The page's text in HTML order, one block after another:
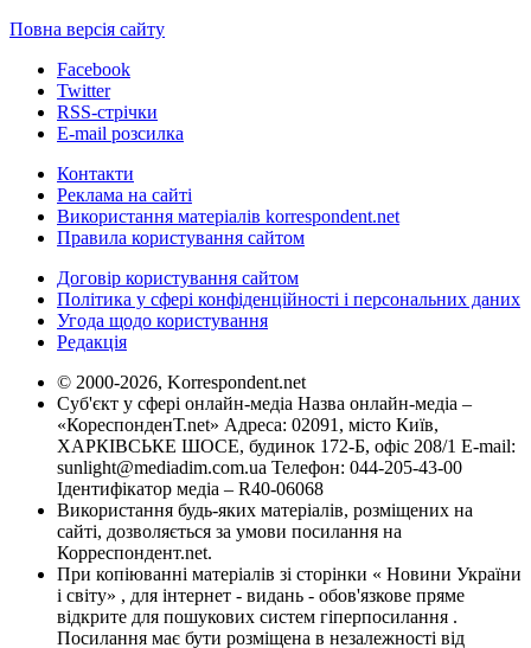
Повна версія сайту
Facebook
Twitter
RSS-стрічки
E-mail розсилка
Контакти
Реклама на сайті
Використання матеріалів korrespondent.net
Правила користування сайтом
Договір користування сайтом
Політика у сфері конфіденційності і персональних даних
Угода щодо користування
Редакція
© 2000-2026, Korrespondent.net
Суб'єкт у сфері онлайн-медіа Назва онлайн-медіа –
«КореспонденТ.net» Адреса: 02091, місто Київ,
ХАРКІВСЬКЕ ШОСЕ, будинок 172-Б, офіс 208/1 E-mail:
sunlight@mediadim.com.ua Телефон: 044-205-43-00
Ідентифікатор медіа – R40-06068
Використання будь-яких матеріалів, розміщених на
сайті, дозволяється за умови посилання на
Корреспондент.net.
При копіюванні матеріалів зі сторінки « Новини України
і світу» , для інтернет - видань - обов'язкове пряме
відкрите для пошукових систем гіперпосилання .
Посилання має бути розміщена в незалежності від